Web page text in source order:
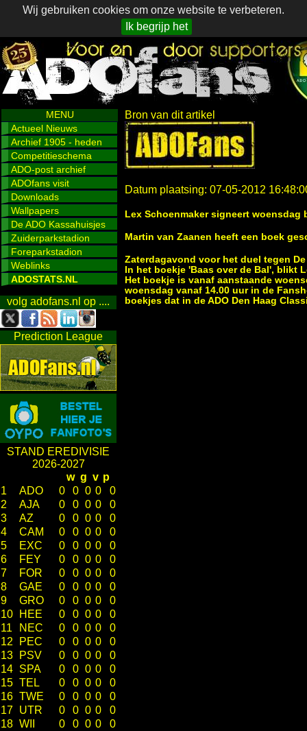
Wij gebruiken cookies om onze website te verbeteren.
Ik begrijp het
MENU
Actueel Nieuws
Archief 1905 - heden
Competitieschema
ADO-post archief
ADOfans visit
Downloads
Wallpapers
De ADO Kassahuisjes
Zuiderparkstadion
Foreparkstadion
Weblinks
ADOSTATS.NL
volg adofans.nl op ....
Prediction League
STAND EREDIVISIE
2026-2027
w g v p
1
ADO 0 0 0 0
0
2
AJA 0 0 0 0
0
3
AZ 0 0 0 0
0
4
CAM 0 0 0 0
0
5
EXC 0 0 0 0
0
6
FEY 0 0 0 0
0
7
FOR 0 0 0 0
0
8
GAE 0 0 0 0
0
9
GRO 0 0 0 0
0
10
HEE 0 0 0 0
0
11
NEC 0 0 0 0
0
12
PEC 0 0 0 0
0
13
PSV 0 0 0 0
0
14 SPA 0 0 0 0
0
15 TEL 0 0 0 0
0
16 TWE 0 0 0 0
0
17 UTR 0 0 0 0
0
18 WII 0 0 0 0
0
Bron van dit artikel
Datum plaatsing: 07-05-2012
Lex Schoenmaker signeert woensdag
Martin van Zaanen heeft een boek
Zaterdagavond voor het duel tegen
In het boekje 'Baas over de Bal', blikt
Het boekje is vanaf aanstaande
woensdag vanaf 14.00 uur in de
boekjes dat in de ADO Den Haag